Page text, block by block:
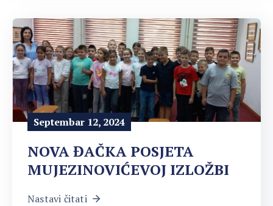
Septembar 12, 2024
NOVA ĐAČKA POSJETA
MUJEZINOVIĆEVOJ IZLOŽBI
Nastavi čitati